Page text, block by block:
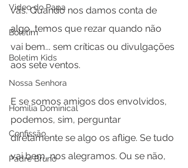
Video do Papa
Boletim
Boletim Kids
Nossa Senhora
Homilia Dominical
Confissão
Padre Bruno
vãs. Quando nos damos conta de
algo, temos que rezar quando não
vai bem... sem críticas ou divulgações
aos sete ventos.
E se somos amigos dos envolvidos,
podemos, sim, perguntar
diretamente se algo os aflige. Se tudo
vai bem, nos alegramos. Ou se não,